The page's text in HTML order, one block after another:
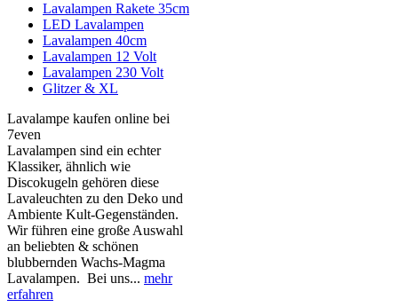
Lavalampen Rakete 35cm
LED Lavalampen
Lavalampen 40cm
Lavalampen 12 Volt
Lavalampen 230 Volt
Glitzer & XL
Lavalampe kaufen online bei
7even
Lavalampen sind ein echter
Klassiker, ähnlich wie
Discokugeln gehören diese
Lavaleuchten zu den Deko und
Ambiente Kult-Gegenständen.
Wir führen eine große Auswahl
an beliebten & schönen
blubbernden Wachs-Magma
Lavalampen. Bei uns... mehr
erfahren